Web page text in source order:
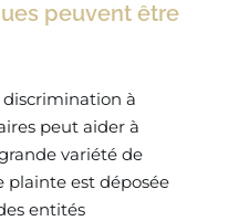
peuvent être
discrimination à
peut aider à
variété de
plainte est déposée
entités